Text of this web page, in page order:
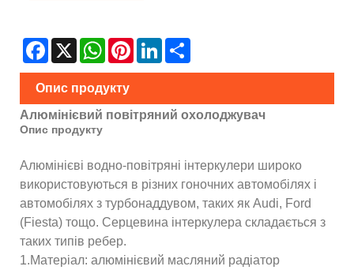
Facebook
X WhatsAppPinterestLinkedIn
Опис продукту
Алюмінієвий повітряний охолоджувач
Опис продукту
Алюмінієві водно-повітряні інтеркулери широко
використовуються в різних гоночних автомобілях і
автомобілях з турбонаддувом, таких як Audi, Ford
(Fiesta) тощо. Серцевина інтеркулера складається з
таких типів ребер.
1.Матеріал: алюмінієвий масляний радіатор